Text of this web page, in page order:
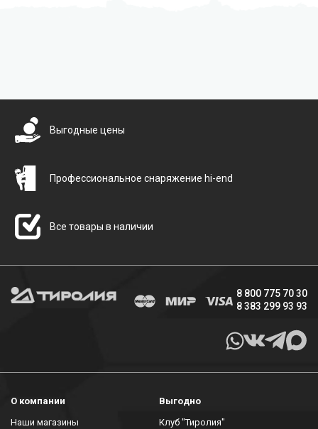
Выгодные цены
Профессиональное снаряжение hi-end
Все товары в наличии
8 800 775 70 30
8 383 299 93 93
О компании
Наши магазины
Выгодно
Клуб "Тиролия"